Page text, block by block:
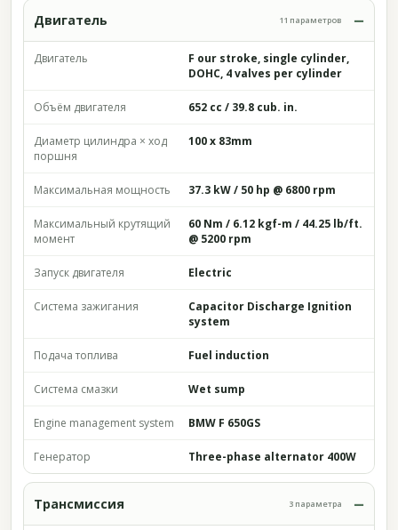
Двигатель 11 параметров
Двигатель
F our stroke, single cylinder,
DOHC, 4 valves per cylinder
Объём двигателя 652 cc / 39.8 cub. in.
Диаметр цилиндра × ход
поршня
100 x 83mm
Максимальная мощность 37.3 kW / 50 hp @ 6800 rpm
Максимальный крутящий
момент
60 Nm / 6.12 kgf-m / 44.25 lb/ft.
@ 5200 rpm
Запуск двигателя Electric
Система зажигания
Capacitor Discharge Ignition
system
Подача топлива Fuel induction
Система смазки Wet sump
Engine management system BMW F 650GS
Генератор Three-phase alternator 400W
Трансмиссия 3 параметра